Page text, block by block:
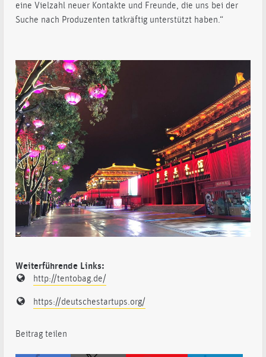
eine Vielzahl neuer Kontakte und Freunde, die uns bei der
Suche nach Produzenten tatkräftig unterstützt haben.“
Weiterführende Links:
http://tentobag.de/
https://deutschestartups.org/
Beitrag teilen